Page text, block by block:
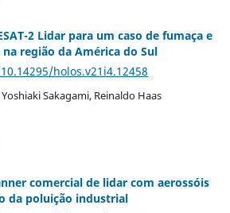
2 Lidar para um caso de fumaça e
região da América do Sul
holos.v21i4.12458
Sakagami, Reinaldo Haas
comercial de lidar com aerossóis
da poluição industrial